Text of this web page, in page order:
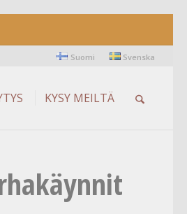
Suomi Svenska
KYSY MEILTÄ